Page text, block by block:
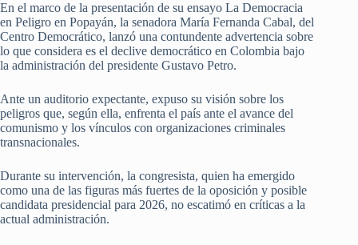
En el marco de la presentación de su ensayo La Democracia
en Peligro en Popayán, la senadora María Fernanda Cabal, del
Centro Democrático, lanzó una contundente advertencia sobre
lo que considera es el declive democrático en Colombia bajo
la administración del presidente Gustavo Petro.
Ante un auditorio expectante, expuso su visión sobre los
peligros que, según ella, enfrenta el país ante el avance del
comunismo y los vínculos con organizaciones criminales
transnacionales.
Durante su intervención, la congresista, quien ha emergido
como una de las figuras más fuertes de la oposición y posible
candidata presidencial para 2026, no escatimó en críticas a la
actual administración.